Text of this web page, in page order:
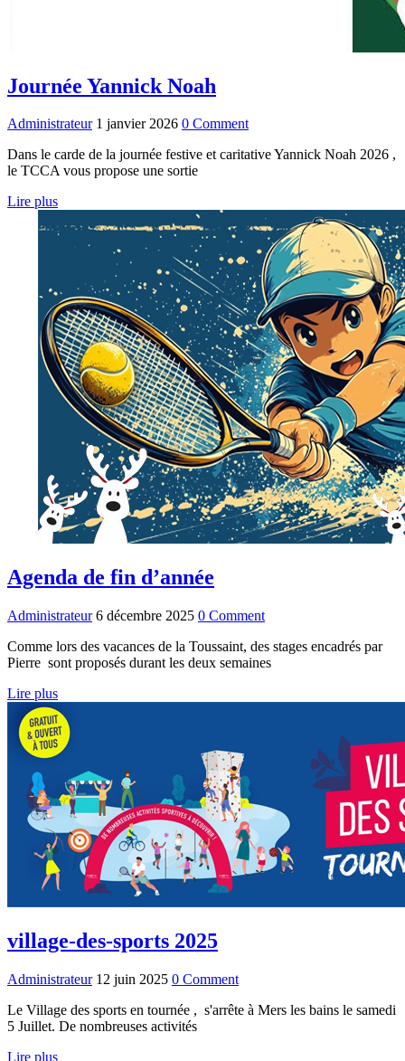
Journée Yannick Noah
Administrateur 1 janvier 2026 0 Comment
Dans le carde de la journée festive et caritative Yannick Noah 2026 ,
le TCCA vous propose une sortie
Lire plus
Agenda de fin d’année
Administrateur 6 décembre 2025 0 Comment
Comme lors des vacances de la Toussaint, des stages encadrés par
Pierre sont proposés durant les deux semaines
Lire plus
village-des-sports 2025
Administrateur 12 juin 2025 0 Comment
Le Village des sports en tournée , s'arrête à Mers les bains le samedi
5 Juillet. De nombreuses activités
Lire plus